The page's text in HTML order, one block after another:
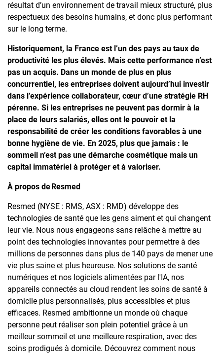
résultat d’un environnement de travail mieux structuré, plus
respectueux des besoins humains, et donc plus performant
sur le long terme.
Historiquement, la France est l’un des pays au taux de
productivité les plus élevés. Mais cette performance n’est
pas un acquis. Dans un monde de plus en plus
concurrentiel, les entreprises doivent aujourd’hui investir
dans l’expérience collaborateur, cœur d’une stratégie RH
pérenne. Si les entreprises ne peuvent pas dormir à la
place de leurs salariés, elles ont le pouvoir et la
responsabilité de créer les conditions favorables à une
bonne hygiène de vie. En 2025, plus que jamais : le
sommeil n’est pas une démarche cosmétique mais un
capital immatériel à protéger et à valoriser.
À propos de Resmed
Resmed (NYSE : RMS, ASX : RMD) développe des
technologies de santé que les gens aiment et qui changent
leur vie. Nous nous engageons sans relâche à mettre au
point des technologies innovantes pour permettre à des
millions de personnes dans plus de 140 pays de mener une
vie plus saine et plus heureuse. Nos solutions de santé
numériques et nos logiciels alimentées par l'IA, nos
appareils connectés au cloud rendent les soins de santé à
domicile plus personnalisés, plus accessibles et plus
efficaces. Resmed ambitionne un monde où chaque
personne peut réaliser son plein potentiel grâce à un
meilleur sommeil et une meilleure respiration, avec des
soins prodigués à domicile. Découvrez comment nous